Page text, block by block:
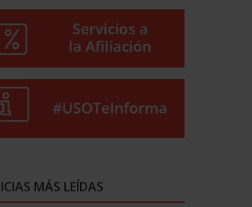
MÁS LEÍDAS